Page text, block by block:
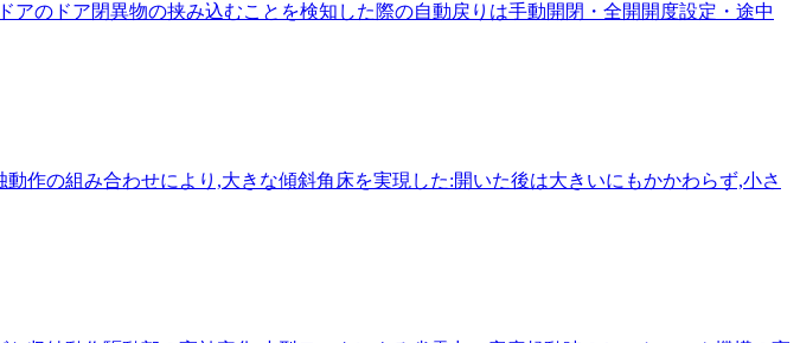
のドア閉異物の挟み込むことを検知した際の自動戻りは手動開閉・全開開度設定・途中
作の組み合わせにより,大きな傾斜角床を実現した:開いた後は大きいにもかかわらず,小さ